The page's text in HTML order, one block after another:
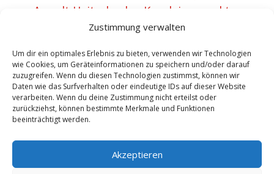
Zustimmung verwalten
Um dir ein optimales Erlebnis zu bieten, verwenden wir Technologien
wie Cookies, um Geräteinformationen zu speichern und/oder darauf
zuzugreifen. Wenn du diesen Technologien zustimmst, können wir
Daten wie das Surfverhalten oder eindeutige IDs auf dieser Website
verarbeiten. Wenn du deine Zustimmung nicht erteilst oder
zurückziehst, können bestimmte Merkmale und Funktionen
beeinträchtigt werden.
Akzeptieren
Anwalt Haiterbach – Kanzleivermarktung.
Anwalt Schwarzatal – Baurecht Experten
treffen.
Anwalt Schwarzheide – Überblick
bedeutender Fachgebiete.
Anwalt Osterfeld – verschiedene
Kompetenzen.
Anwalt Neustadt Waldnaab – Übersicht
wesentlicher Rechtsfelder.